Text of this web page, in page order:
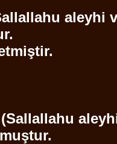
aleyhi
Sallallahu